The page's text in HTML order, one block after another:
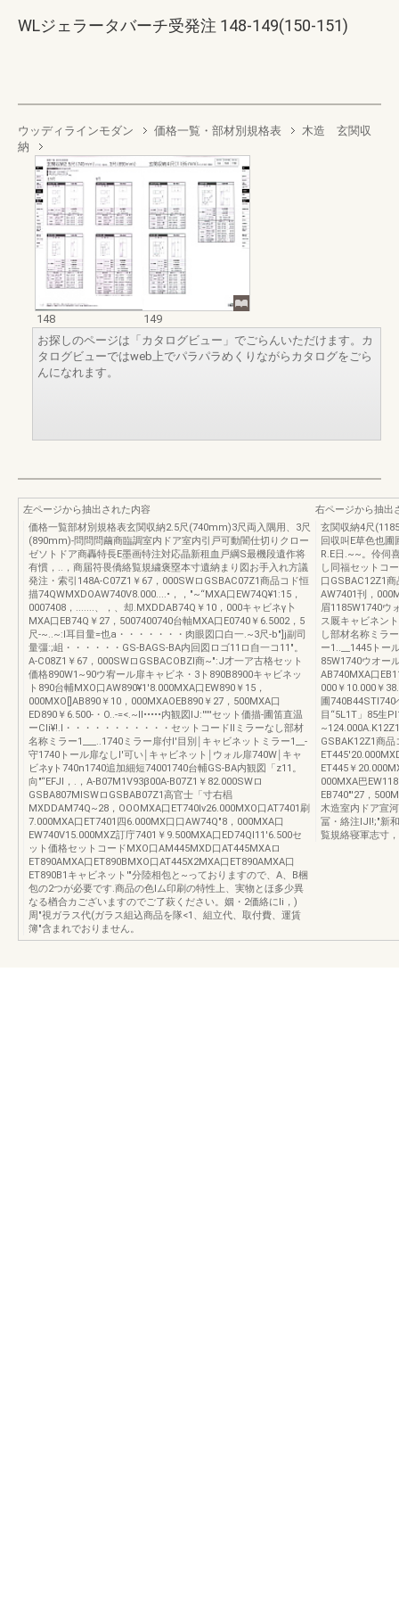
WLジェラータバーチ受発注 148-149(150-151)
ウッディラインモダン 価格一覧・部材別規格表
木造 玄関収
納
148
149
お探しのページは「カタログビュー」でごらんいただけます。カ
タログビューではweb上でパラパラめくりながらカタログをごら
んになれます。
左ページから抽出された内容
価格一覧部材別規格表玄関収納2.5尺(740mm)3尺両入隅用、3尺
(890mm)-問問問繭商臨調室内ドア室内引戸可動闇仕切りクロー
ゼソトドア商轟特長E墨画特注対応晶新租血戸綱S最機段遺作将
有慣，..，商届符畏僑絡覧規繍褒塁本寸遺納まり図お手入れ方議
発注・索引148A-C07Z1￥67，000SWロGSBAC07Z1商品コド恒
描74QWMXDOAW740V8.000....•，，"~“MXA口EW74Q¥1:15，
0007408，.......、，、却.MXDDAB74Q￥10，000キャビネγ卜
MXA口EB74Q￥27，5007400740台軸MXA口E0740￥6.5002，5
尺-~..~:l耳目量=也a・・・・・・・肉眼図口白一.~3尺-b"]j副司
量彊:;岨・・・・・・GS-BAGS-BA内回図ロゴ11ロ自一コ11"。
A-C08Z1￥67，000SWロGSBACOBZl商~":J才一ア古格セット
価格890W1~90ウ宥ール扉キャビネ・3ト890B8900キャビネッ
ト890台輔MXO口AW890¥1'8.000MXA口EW890￥15，
000MXO[]AB890￥10，000MXAOEB890￥27，500MXA口
ED890￥6.500-・O..-=<.~II•••••内観図IJ:'''''セット価描-圃笛直温
ーCIi¥!.l・・・・・・・・・・・セットコードIlミラーなし部材
名称ミラー1___..1740ミラー扉付l'目別￨キャビネットミラー1__-
守1740トール扉なしl'可い￨キャビネット￨ウォル扉740W￨キャ
ビネyト740n1740追加細短74001740台輔GS-BA内観図「z11。
向"“EFJl，.，A-B07M1V93β00A-B07Z1￥82.000SWロ
GSBA807MlSWロGSBAB07Z1高官士「寸右椙
MXDDAM74Q~28，OOOMXA口ET740Iν26.000MXO口AT7401刷
7.000MXA口ET7401四6.000MX口口AW74Q"8，000MXA口
EW740V15.000MXZ訂庁7401￥9.500MXA口ED74QI11'6.500セ
ット価格セットコードMXO口AM445MXD口AT445MXAロ
ET890AMXA口ET890BMXO口AT445X2MXA口ET890AMXA口
ET890B1キャビネット'"分陸相包と~っておりますので、A、B梱
包の2つが必要です.商品の色lム印刷の特性上、実物とほ多少異
なる楢合カございますのでご了萩ください。姻・2価絡にli，)
周"視ガラス代(ガラス組込商品を隊<1、組立代、取付費、運賃
簿"含まれでおりません。
右ページから抽出
玄関収納4尺
回収叫E草色也
R.E日.~~。伶伺
し同福セットコ
口GSBAC12Z1
AW7401刊，
眉1185W1740ウ
ス厩キャビネン
し部材名称ミラ
ー1..__1445トー
85W1740ウオー
AB740MXA口
000￥10.000￥
圃
目“5L1T」85生
GSBAK12Z1商
ET445￥
000MXA巴
EB740"'27，
木造室内ドア宣
冨・絡注lJl!;"新
覧規絡寝軍志寸